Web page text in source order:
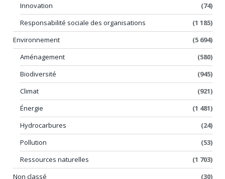
Innovation
(74)
Responsabilité sociale des organisations
(1 185)
Environnement
(5 694)
Aménagement
(580)
Biodiversité
(945)
Climat
(921)
Énergie
(1 481)
Hydrocarbures
(24)
Pollution
(53)
Ressources naturelles
(1 703)
Non classé
(30)